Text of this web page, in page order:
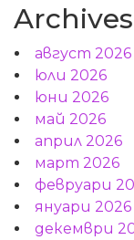
Archives
август 2026
юли 2026
юни 2026
май 2026
април 2026
март 2026
февруари
януари 2026
декември